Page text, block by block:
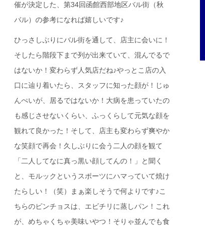
催が決定した、第34回函館西部地区バル街（秋
バル）の参考になれば嬉しいです♪
ひっさしぶりにバル街を通して、店主に会いに！
そしたら階段下まで列が出来ていて、混んでるで
はないか！変わらず人気店だね♪やっとこ店の入
口に辿り着いたら、スタッフに知った顔が！じゅ
んぺいが、居るではないか！大病を患っていたの
も感じさせないくらい、ふっくらして元気な顔を
観れて良かった！そして、店主も変わらず爽やか
な笑顔で再会！久しぶりに会う二人の顔を観て
「二人してなに真っ黒い顔してんの！」と聞く
と、モルックというスポーツにハマっていて焼け
たらしい！（笑）まぁ楽しそうで何よりです♪こ
ちらのピンチョスは、エビチリに蒸しパン！これ
が、めちゃくちゃ美味いやつ！そりゃ並んでも食